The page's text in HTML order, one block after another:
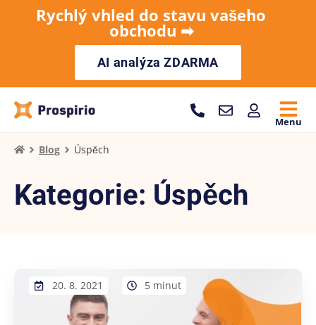
Rychlý vhled do stavu vašeho
obchodu ➡︎
AI analýza ZDARMA
Menu
Blog Úspěch
Kategorie: Úspěch
20. 8. 2021 5 minut